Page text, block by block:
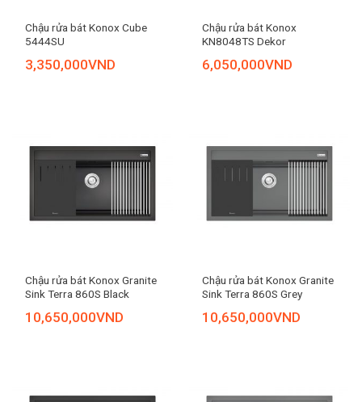
Chậu rửa bát Konox Cube
5444SU
3,350,000VND
Chậu rửa bát Konox
KN8048TS Dekor
6,050,000VND
Chậu rửa bát Konox Granite
Sink Terra 860S Black
10,650,000VND
Chậu rửa bát Konox Granite
Sink Terra 860S Grey
10,650,000VND